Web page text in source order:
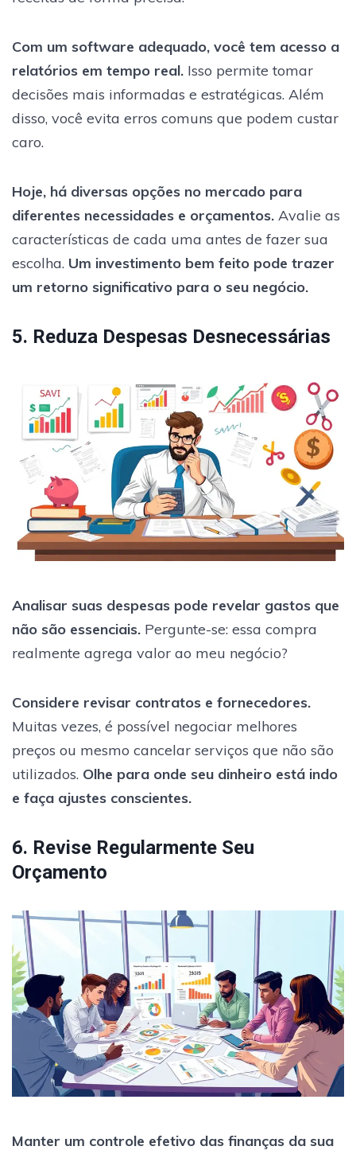
Com um software adequado, você tem acesso a
relatórios em tempo real. Isso permite tomar
decisões mais informadas e estratégicas. Além
disso, você evita erros comuns que podem custar
caro.
Hoje, há diversas opções no mercado para
diferentes necessidades e orçamentos. Avalie as
características de cada uma antes de fazer sua
escolha. Um investimento bem feito pode trazer
um retorno significativo para o seu negócio.
5. Reduza Despesas Desnecessárias
Analisar suas despesas pode revelar gastos que
não são essenciais. Pergunte-se: essa compra
realmente agrega valor ao meu negócio?
Considere revisar contratos e fornecedores.
Muitas vezes, é possível negociar melhores
preços ou mesmo cancelar serviços que não são
utilizados. Olhe para onde seu dinheiro está indo
e faça ajustes conscientes.
6. Revise Regularmente Seu
Orçamento
Manter um controle efetivo das finanças da sua